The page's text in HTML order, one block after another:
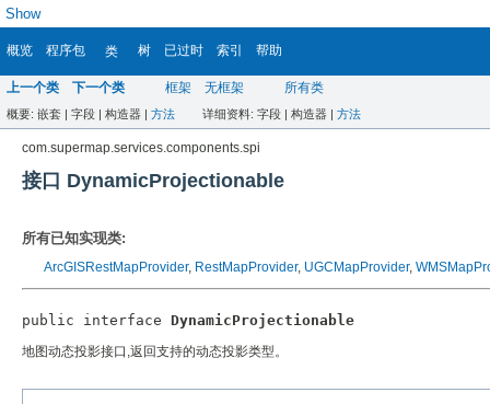
Show
概览 程序包 类 树 已过时 索引 帮助
上一个类 下一个类 框架 无框架 所有类
概要: 嵌套 | 字段 | 构造器 | 方法 详细资料: 字段 | 构造器 | 方法
com.supermap.services.components.spi
接口 DynamicProjectionable
所有已知实现类:
ArcGISRestMapProvider, RestMapProvider, UGCMapProvider,
public interface DynamicProjectionable
地图动态投影接口,返回支持的动态投影类型。